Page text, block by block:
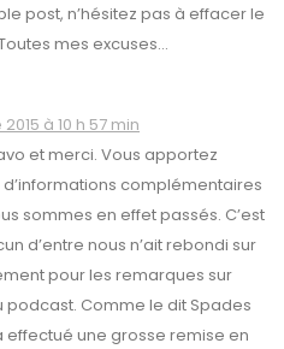
post, n’hésitez pas à effacer le
mes excuses…
à 10 h 57 min
et merci. Vous apportez
complémentaires
sommes en effet passés. C’est
d’entre nous n’ait rebondi sur
pour les remarques sur
podcast. Comme le dit Spades
effectué une grosse remise en